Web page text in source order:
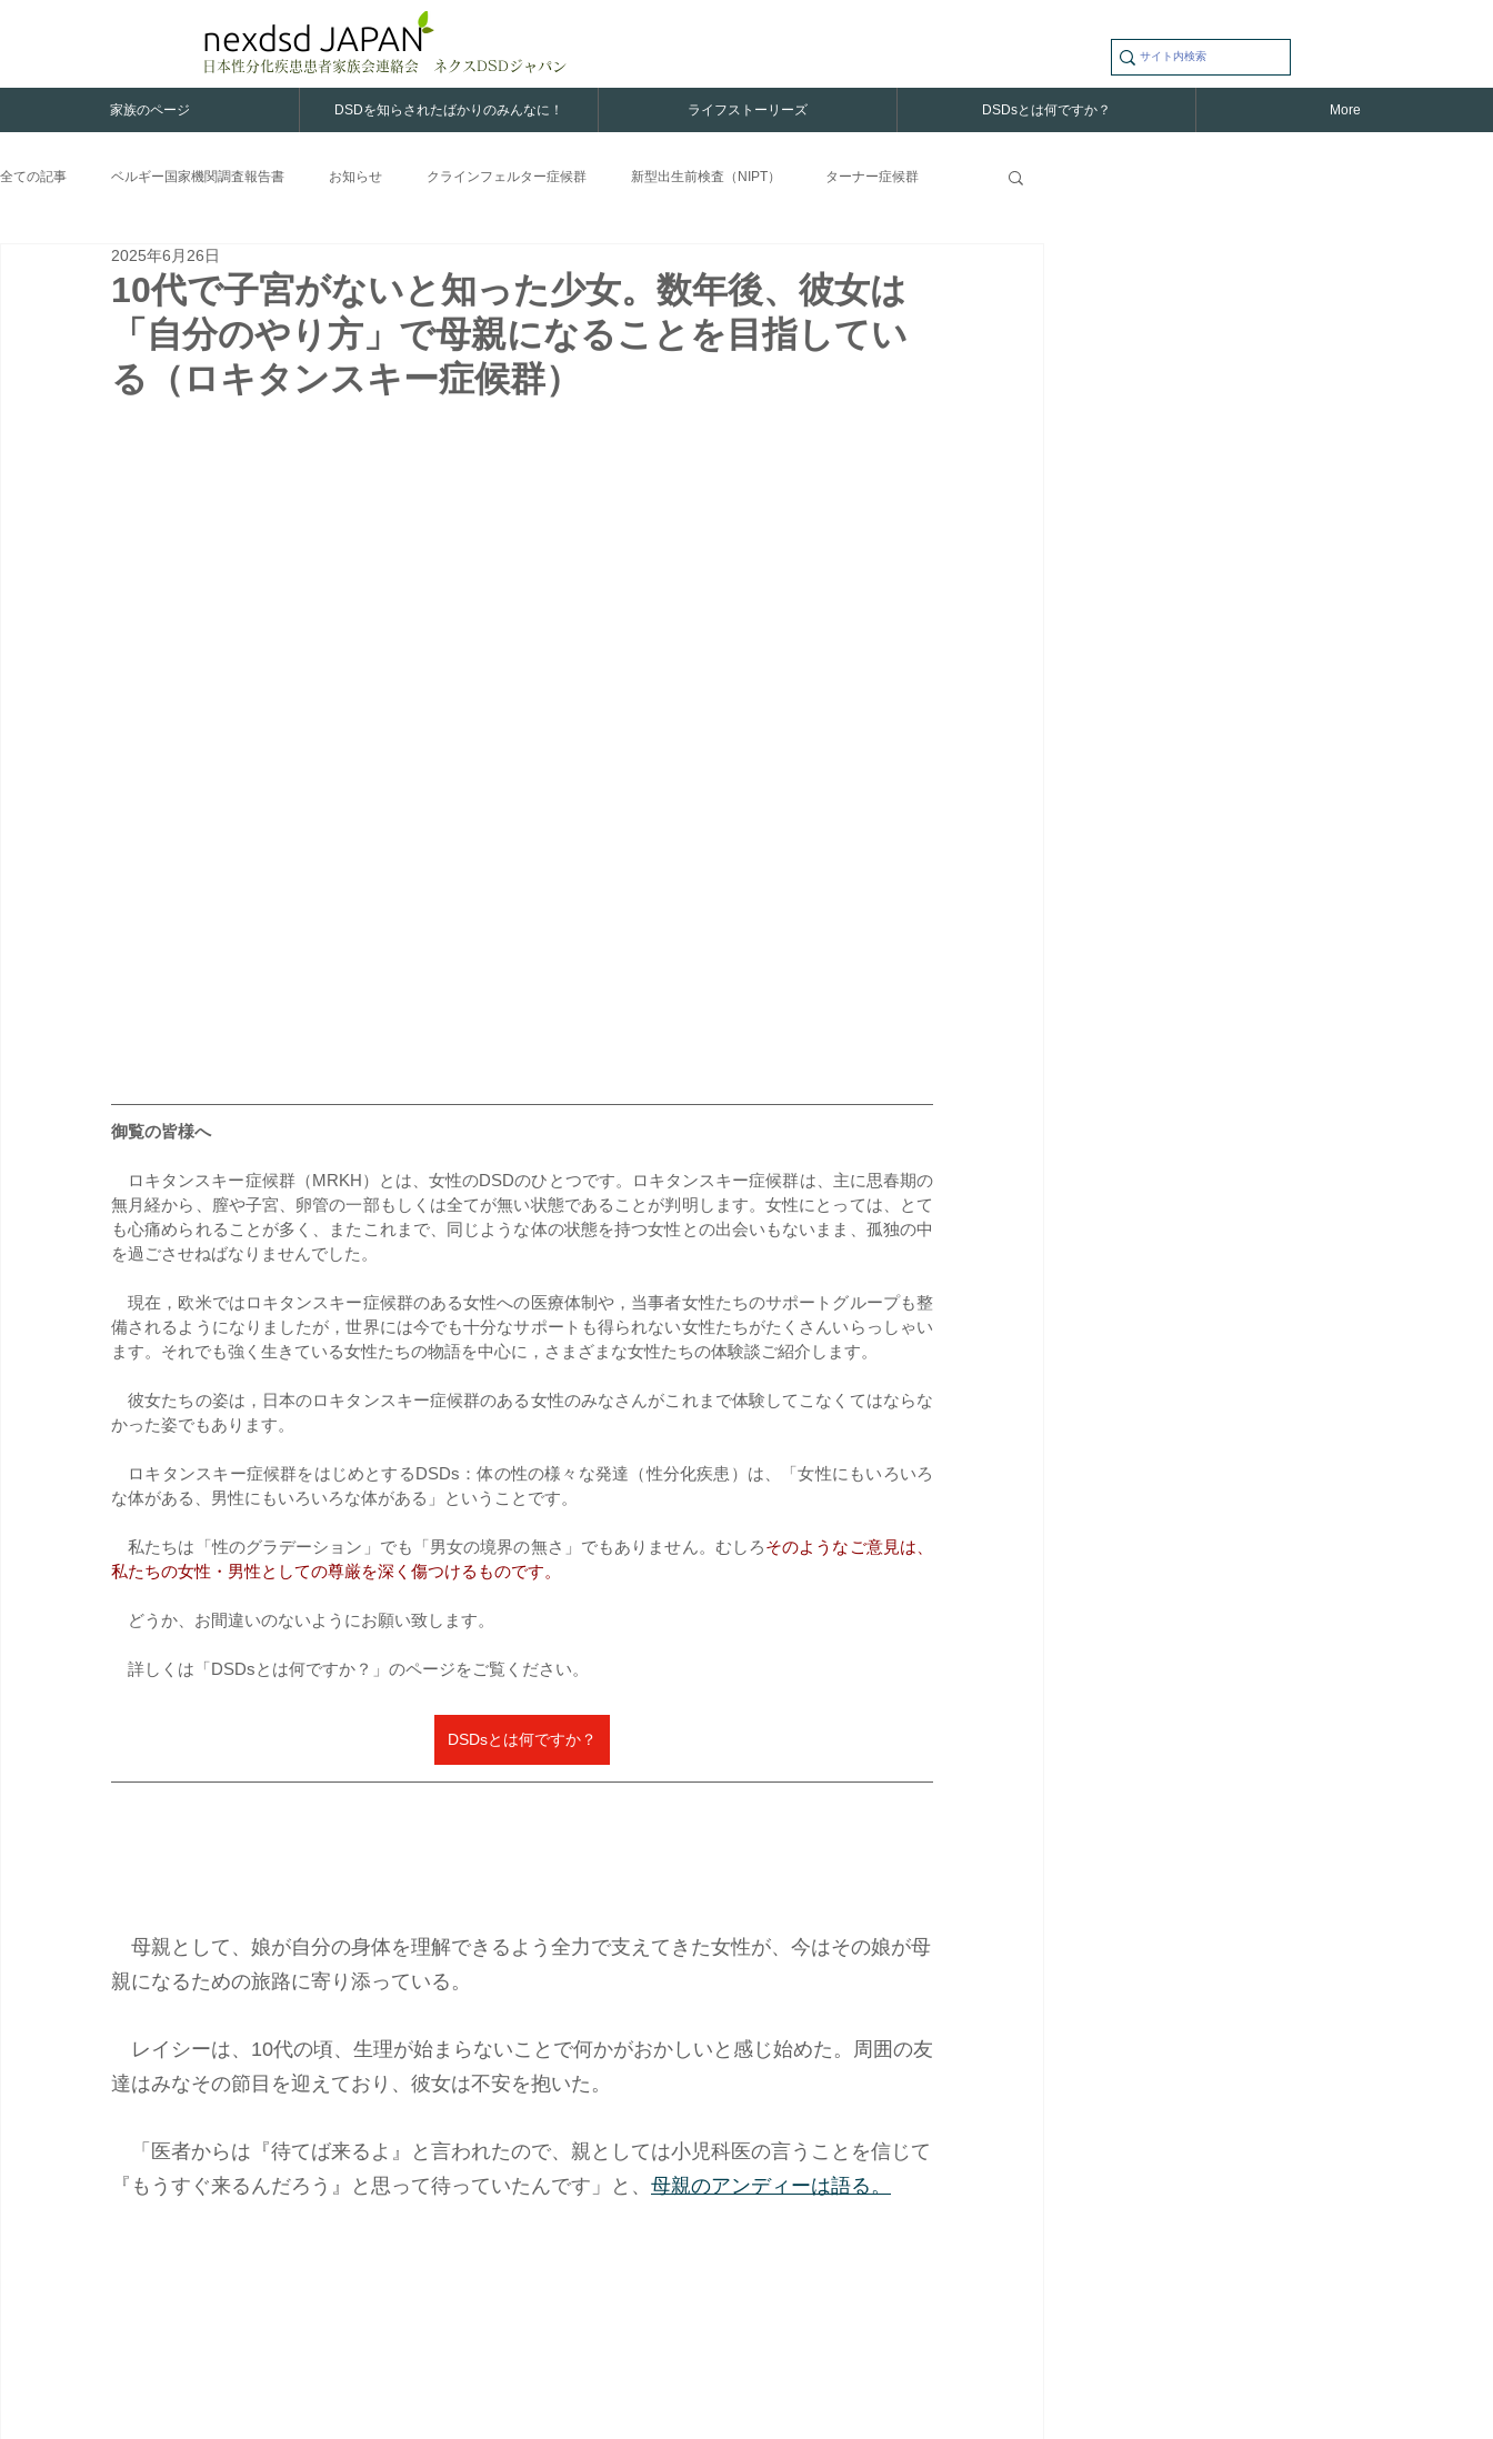
nexdsd JAPAN
日本性分化疾患患者家族会連絡会 ネクスDSDジャパン
家族のページ DSDを知らされたばかりのみんなに！ ライフストーリーズ DSDsとは何ですか？ More
全ての記事 ベルギー国家機関調査報告書 お知らせ クラインフェルター症候群 新型出生前検査（NIPT） ターナー症候群
ロキタンスキー症候群
10代で子宮がないと知った少女。数年後、彼女は
「自分のやり方」で母親になることを目指してい
る（ロキタンスキー症候群）
2025年6月26日
御覧の皆様へ
ロキタンスキー症候群（MRKH）とは、女性のDSDのひとつです。ロキタンスキー症候群は、主に思春期の
無月経から、膣や子宮、卵管の一部もしくは全てが無い状態であることが判明します。女性にとっては、とて
も心痛められることが多く、またこれまで、同じような体の状態を持つ女性との出会いもないまま、孤独の中
を過ごさせねばなりませんでした。
現在，欧米ではロキタンスキー症候群のある女性への医療体制や，当事者女性たちのサポートグループも整
備されるようになりましたが，世界には今でも十分なサポートも得られない女性たちがたくさんいらっしゃい
ます。それでも強く生きている女性たちの物語を中心に，さまざまな女性たちの体験談ご紹介します。
彼女たちの姿は，日本のロキタンスキー症候群のある女性のみなさんがこれまで体験してこなくてはならな
かった姿でもあります。
ロキタンスキー症候群をはじめとするDSDs：体の性の様々な発達（性分化疾患）は、「女性にもいろいろ
な体がある、男性にもいろいろな体がある」ということです。
私たちは「性のグラデーション」でも「男女の境界の無さ」でもありません。むしろそのようなご意見は、
私たちの女性・男性としての尊厳を深く傷つけるものです。
​　​どうか、お間違いのないようにお願い致します。
詳しくは「DSDsとは何ですか？」のページをご覧ください。
DSDsとは何ですか？
母親として、娘が自分の身体を理解できるよう全力で支えてきた女性が、今はその娘が母
親になるための旅路に寄り添っている。
レイシーは、10代の頃、生理が始まらないことで何かがおかしいと感じ始めた。周囲の友
達はみなその節目を迎えており、彼女は不安を抱いた。
「医者からは『待てば来るよ』と言われたので、親としては小児科医の言うことを信じて
『もうすぐ来るんだろう』と思って待っていたんです」と、 母親のアンディーは語る。